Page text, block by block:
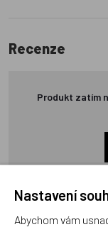
Recenze
Produkt zatím
Nastavení
Abychom vám